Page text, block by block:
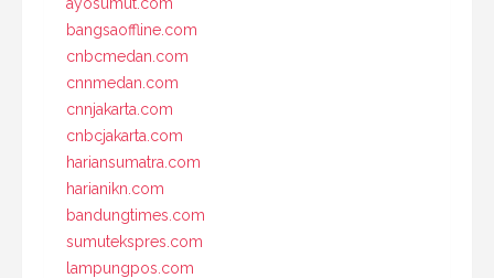
bangsaoffline.com
cnbcmedan.com
cnnmedan.com
cnnjakarta.com
cnbcjakarta.com
hariansumatra.com
harianikn.com
bandungtimes.com
sumutekspres.com
lampungpos.com